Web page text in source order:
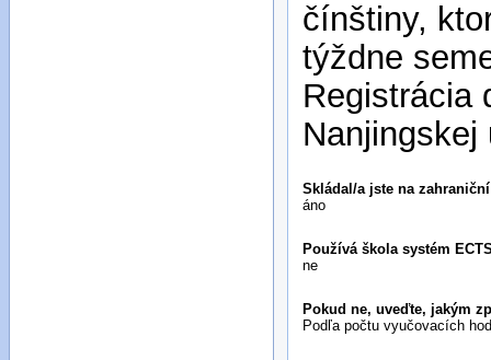
čínštiny,
týždne
Registrácia
Nanjingskej
Skládal/a jste na
áno
Používá škola systém
ne
Pokud ne, uveďte, jakým
Podľa počtu vyučovacích